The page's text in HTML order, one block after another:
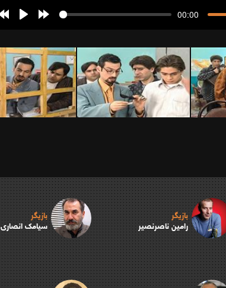
00:00
بازیگر
رامین ناصرنصیر
بازیگر
سیامک انصاری